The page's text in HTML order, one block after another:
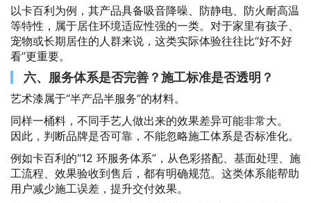
以卡百利为例，其产品具备吸音降噪、防静电、防火耐高温
等特性，属于居住环境适应性强的一类。对于家里有孩子、
宠物或长期居住的人群来说，这类实际体验往往比“好不好
看”更重要。
六、服务体系是否完善？施工标准是否透明？
艺术漆属于“半产品半服务”的材料。
同样一桶料，不同手艺人做出来的效果差异可能非常大。
因此，判断品牌是否可靠，不能忽略施工体系是否标准化。
例如卡百利的“12 环服务体系”，从色彩搭配、基面处理、施
工流程、效果验收到售后，都有明确规范。这类体系能帮助
用户减少施工误差，提升交付效果。